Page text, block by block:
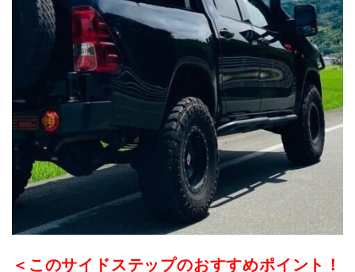
＜このサイドステップのおすすめポイント！